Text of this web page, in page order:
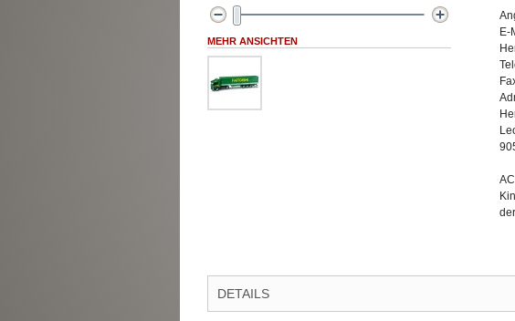
E-
MEHR ANSICHTEN
DETAILS